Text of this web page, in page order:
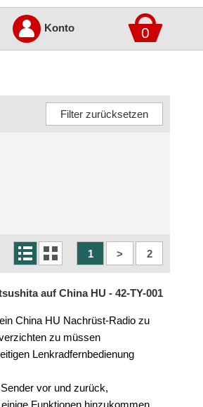
0
Konto
1 > 2
auf China HU - 42-TY-001
China HU Nachrüst-Radio zu
zu müssen
Lenkradfernbedienung
vor und zurück,
Funktionen hinzukommen